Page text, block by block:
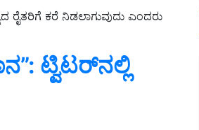
ಕರೆ ನಿಡಲಾಗುವುದು ಎಂದರು
ಟ್ವಿಟರ್‌ನಲ್ಲಿ